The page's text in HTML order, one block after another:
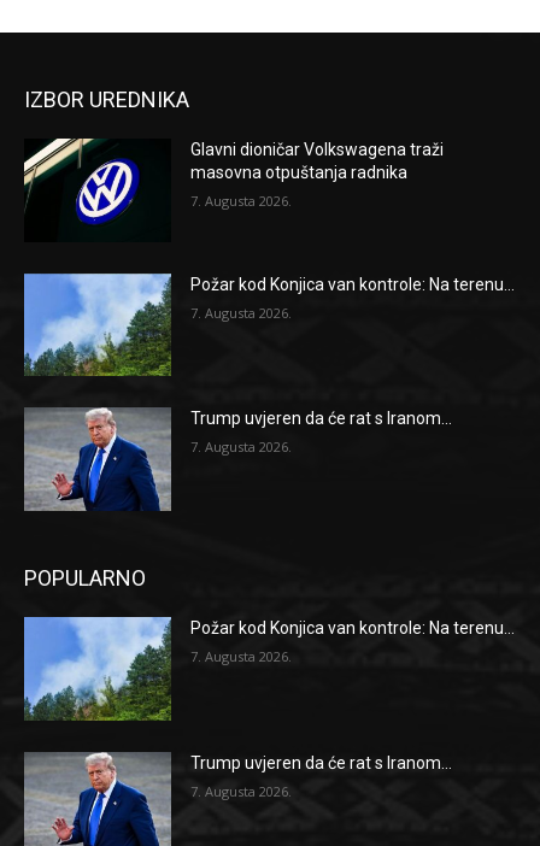
IZBOR UREDNIKA
Glavni dioničar Volkswagena traži
masovna otpuštanja radnika
7. Augusta 2026.
Požar kod Konjica van kontrole: Na terenu...
7. Augusta 2026.
Trump uvjeren da će rat s Iranom...
7. Augusta 2026.
POPULARNO
Požar kod Konjica van kontrole: Na terenu...
7. Augusta 2026.
Trump uvjeren da će rat s Iranom...
7. Augusta 2026.